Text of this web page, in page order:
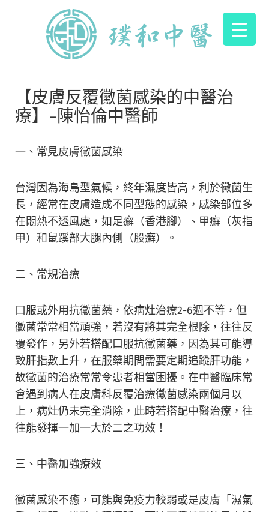
【皮膚反覆黴菌感染的中醫治
療】-陳怡倫中醫師
一、常見皮膚黴菌感染
台灣因為海島型氣候，終年濕度皆高，利於黴菌生
長，經常在皮膚造成不同型態的感染，感染部位多
在悶熱不透風處，如足癬（香港腳）、甲癬（灰指
甲）和鼠蹊部大腿內側（股癬）。
二、常規治療
口服或外用抗黴菌藥，依病灶治療2-6週不等，但
黴菌常常相當頑強，若沒有將其完全根除，往往反
覆發作，另外若搭配口服抗黴菌藥，因為其可能導
致肝指數上升，在服藥期間需要定期追蹤肝功能，
故黴菌的治療常常令患者相當困擾。在中醫臨床常
會遇到病人在皮膚科反覆治療黴菌感染兩個月以
上，病灶仍未完全消除，此時若搭配中醫治療，往
往能發揮一加一大於二之功效！
三、中醫加強療效
黴菌感染不癒，可能與免疫力較弱或是皮膚「濕氣